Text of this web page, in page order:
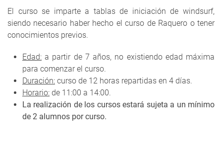
El curso se imparte a tablas de iniciación de windsurf,
siendo necesario haber hecho el curso de Raquero o tener
conocimientos previos.
Edad: a partir de 7 años, no existiendo edad máxima
para comenzar el curso.
Duración: curso de 12 horas repartidas en 4 días.
Horario: de 11:00 a 14:00.
La realización de los cursos estará sujeta a un mínimo
de 2 alumnos por curso.